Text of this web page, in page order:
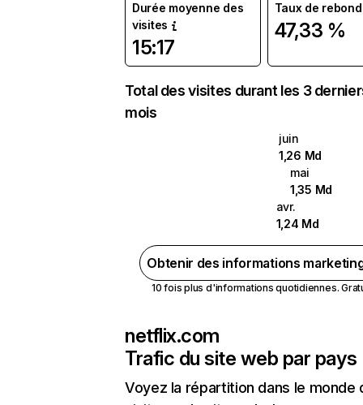
Durée moyenne des
visites
15:17
Taux de rebond
47,33 %
Total des visites durant les 3
mois
juin
1,26 Md
mai
1,35 Md
avr.
1,24 Md
Obtenir des informations
10 fois plus d'informations quotidiennes.
netflix.com
Trafic du site web par pays
Voyez la répartition dans le monde